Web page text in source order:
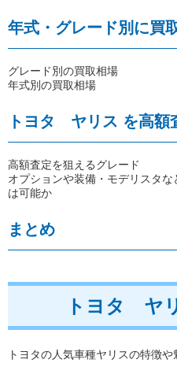
年式・グレード別に買
グレード別の買取相場
年式別の買取相場
トヨタ ヤリス を高額
高額査定を狙えるグレード
オプションや装備・モデリスタ
は可能か
まとめ
トヨタ ヤ
トヨタの人気車種ヤリスの特徴